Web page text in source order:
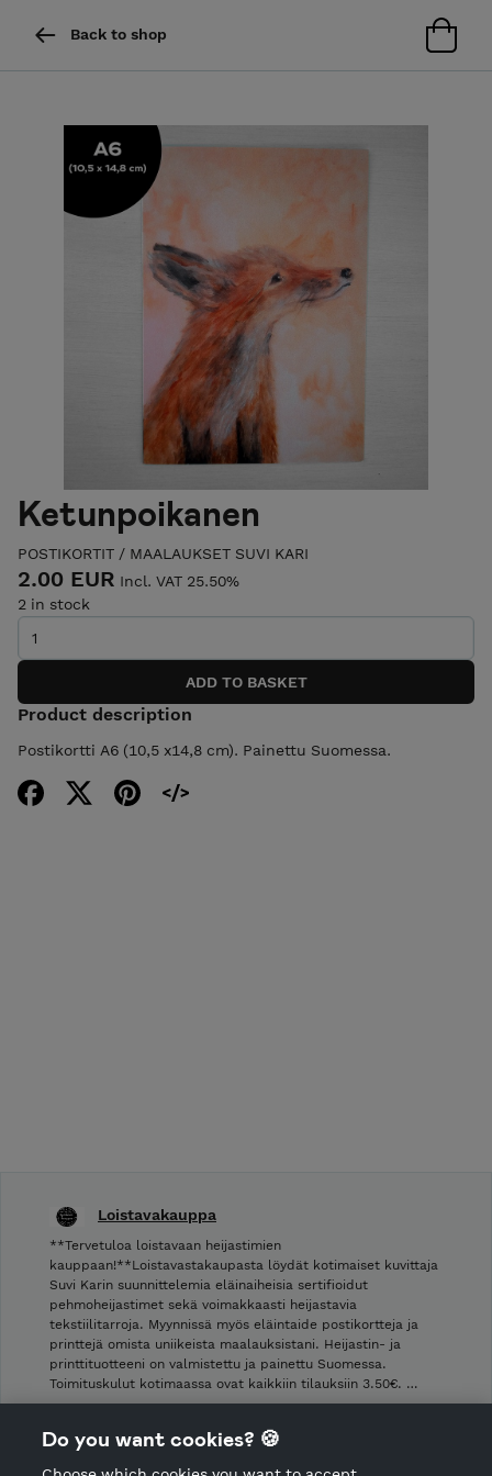
Back to shop
Ketunpoikanen
POSTIKORTIT / MAALAUKSET SUVI KARI
2.00 EUR Incl. VAT 25.50%
2 in stock
Product description
Postikortti A6 (10,5 x14,8 cm). Painettu Suomessa.
Loistavakauppa
**Tervetuloa loistavaan heijastimien
kauppaan!**Loistavastakaupasta löydät kotimaiset kuvittaja
Suvi Karin suunnittelemia eläinaiheisia sertifioidut
pehmoheijastimet sekä voimakkaasti heijastavia
tekstiilitarroja. Myynnissä myös eläintaide postikortteja ja
printtejä omista uniikeista maalauksistani. Heijastin- ja
printtituotteeni on valmistettu ja painettu Suomessa.
Toimituskulut kotimaassa ovat kaikkiin tilauksiin 3.50€. …
Shop privacy policy
Do you want cookies? 🍪